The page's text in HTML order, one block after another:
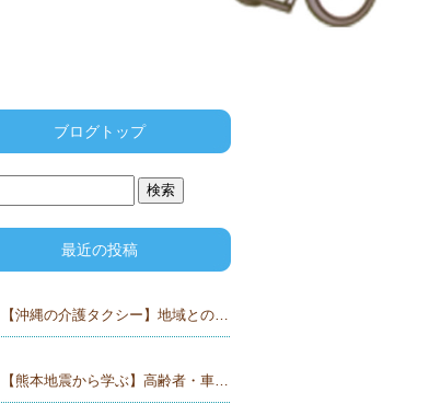
ブログトップ
最近の投稿
【沖縄の介護タクシー】地域との連携が安心・安全な移動につながります
【熊本地震から学ぶ】高齢者・車いす利用者の災害対策｜沖縄でも今こそ備えを